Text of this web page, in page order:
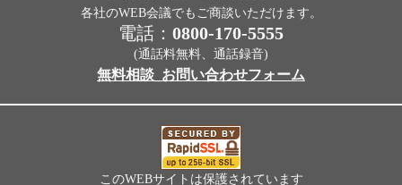
各社のWEB会議でもご商談いただけます。
電話： 0800-170-5555
(通話料無料、通話録音)
無料相談_お問い合わせフォーム
このWEBサイトは保護されています